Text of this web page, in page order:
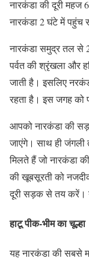
नारकंडा की दूरी
नारकंडा 2 घंटे में पहुंच
नारकंडा समुद्र तल से
पर्वत की श्रृंखला और
जाती है। इसलिए
रहता है। इस जगह को
आपको नारकंडा की
जाएंगे। साथ ही
मिलते हैं जो नारकंडा
की खूबसूरती को
दूरी सड़क से तय करें।
हाटू पीक-भीम का चूल्हा
यह नारकंडा की सबसे